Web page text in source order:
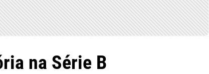
na Série B